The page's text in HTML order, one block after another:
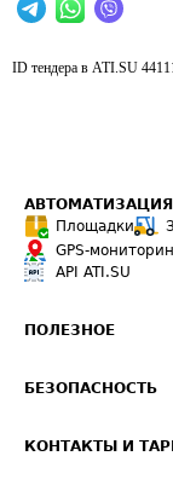
ID тендера в ATI.SU
Площадки
GPS-
API ATI.SU
ПОЛЕЗНОЕ
Звезды ATI.SU на
БЕЗОПАСНОСТЬ
КОНТАКТЫ И